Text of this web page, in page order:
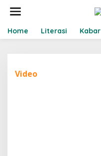
t
Home Literasi Kabar
Video